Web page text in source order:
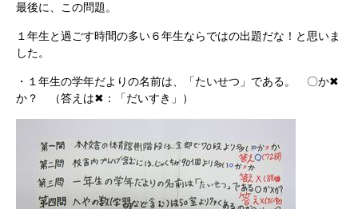
最後に、この問題。
１年生と過ごす時間の多い６年生ならではの出題だな！と思いま
した。
・１年生の学年だよりの名前は、「たいせつ」である。 〇か✖
か？ （答えは✖：「だいすき」）